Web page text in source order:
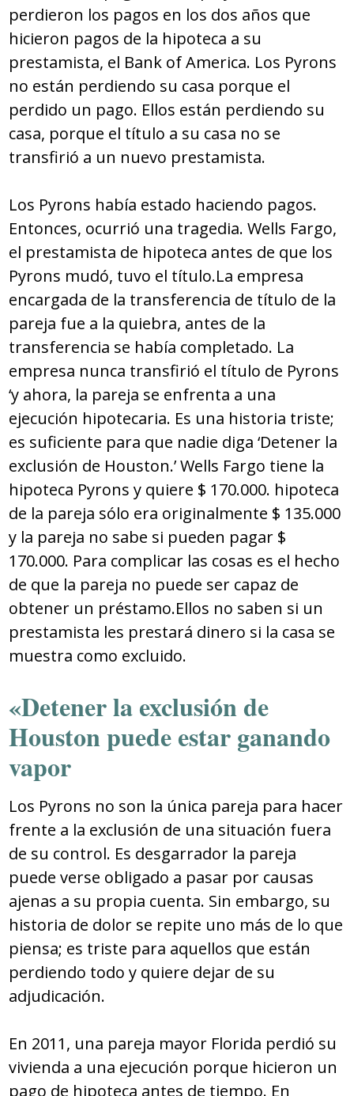
perdieron los pagos en los dos años que
hicieron pagos de la hipoteca a su
prestamista, el Bank of America. Los Pyrons
no están perdiendo su casa porque el
perdido un pago. Ellos están perdiendo su
casa, porque el título a su casa no se
transfirió a un nuevo prestamista.
Los Pyrons había estado haciendo pagos.
Entonces, ocurrió una tragedia. Wells Fargo,
el prestamista de hipoteca antes de que los
Pyrons mudó, tuvo el título.La empresa
encargada de la transferencia de título de la
pareja fue a la quiebra, antes de la
transferencia se había completado. La
empresa nunca transfirió el título de Pyrons
‘y ahora, la pareja se enfrenta a una
ejecución hipotecaria. Es una historia triste;
es suficiente para que nadie diga ‘Detener la
exclusión de Houston.’ Wells Fargo tiene la
hipoteca Pyrons y quiere $ 170.000. hipoteca
de la pareja sólo era originalmente $ 135.000
y la pareja no sabe si pueden pagar $
170.000. Para complicar las cosas es el hecho
de que la pareja no puede ser capaz de
obtener un préstamo.Ellos no saben si un
prestamista les prestará dinero si la casa se
muestra como excluido.
«Detener la exclusión de
Houston puede estar ganando
vapor
Los Pyrons no son la única pareja para hacer
frente a la exclusión de una situación fuera
de su control. Es desgarrador la pareja
puede verse obligado a pasar por causas
ajenas a su propia cuenta. Sin embargo, su
historia de dolor se repite uno más de lo que
piensa; es triste para aquellos que están
perdiendo todo y quiere dejar de su
adjudicación.
En 2011, una pareja mayor Florida perdió su
vivienda a una ejecución porque hicieron un
pago de hipoteca antes de tiempo. En